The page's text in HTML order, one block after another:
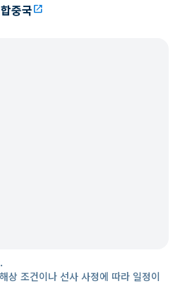
중국open_in_new
상 조건이나 선사 사정에 따라 일정이